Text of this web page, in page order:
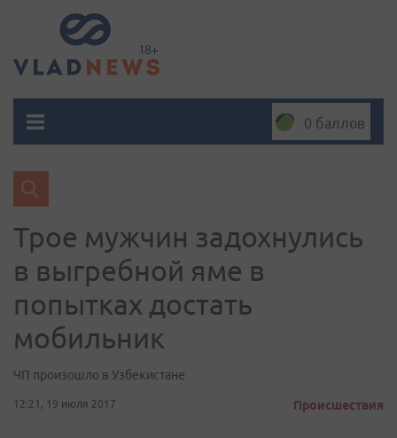
0 баллов
Трое мужчин задохнулись
в выгребной яме в
попытках достать
мобильник
ЧП произошло в Узбекистане
12:21, 19 июля 2017 Происшествия